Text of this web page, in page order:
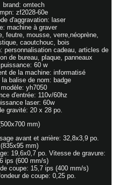
brand: omtech
mpn: zf2028-60e
d'aggravation: laser
machine à graver
feutre, mousse, verre,néoprène,
caoutchouc, bois
personnalisation cadeau, articles de
de bureau, plaque, panneaux
puissance: 60 w
de la machine: informatisé
balise de nom: badge
modèle: yh7050
d'entrée: 110v/60hz
laser: 60w
gravité: 20 x 28 po.
mm)
avant et arrière: 32,8x3,9 po.
(835x95 mm)
19,6x0,7 po. Vitesse de gravure:
ips (600 mm/s)
coupe: 15,7 ips (400 mm/s)
de coupe: 0,25 po.